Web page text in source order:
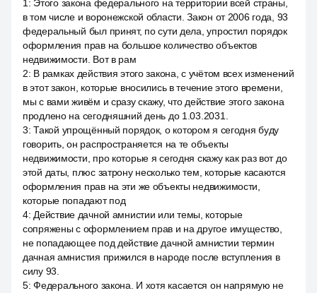
1 : Этого закона федерального на территории всей страны,
в том числе и воронежской области. Закон от 2006 года, 93
федеральный был принят, по сути дела, упростил порядок
оформления прав на большое количество объектов
недвижимости. Вот в рам
2: В рамках действия этого закона, с учётом всех изменений
в этот закон, которые вносились в течение этого времени,
мы с вами живём и сразу скажу, что действие этого закона
продлено на сегодняшний день до 1.03.2031.
3:Такой упрощённый порядок, о котором я сегодня буду
говорить, он распространяется на те объекты
недвижимости, про которые я сегодня скажу как раз вот до
этой даты, плюс затрону несколько тем, которые касаются
оформления прав на эти же объекты недвижимости,
которые попадают под
4: Действие дачной амнистии или темы, которые
сопряжены с оформлением прав и на другое имущество,
не попадающее под действие дачной амнистии термин
дачная амнистия прижился в народе после вступления в
силу 93.
5:Федерального закона. И хотя касается он напрямую не